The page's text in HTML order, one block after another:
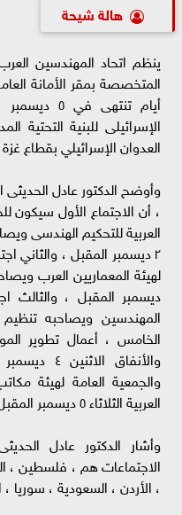
هالة شيحة
ينظم اتحاد المهندسين
أيام
الإسرائيلى للبنية التحتية
العدوان الإسرائيلي بقطاع
وأوضح الدكتور عادل الحديثى
، أن الاجتماع الأول سيكون
العربية للتحكيم الهندسى
٢ ديسمبر المقبل ، والثاني
ديسمبر المقبل ، والثالث
المهندسين ويصاحبه
الخامس ، أعمال تطوير
والأنفاق
والجمعية العامة لهيئة
العربية الثلاثاء ٥ ديسمبر المقبل .
وأشار الدكتور عادل
الاجتماعات هم ، فلسطين
، الأردن ، السعودية ، سوريا ،